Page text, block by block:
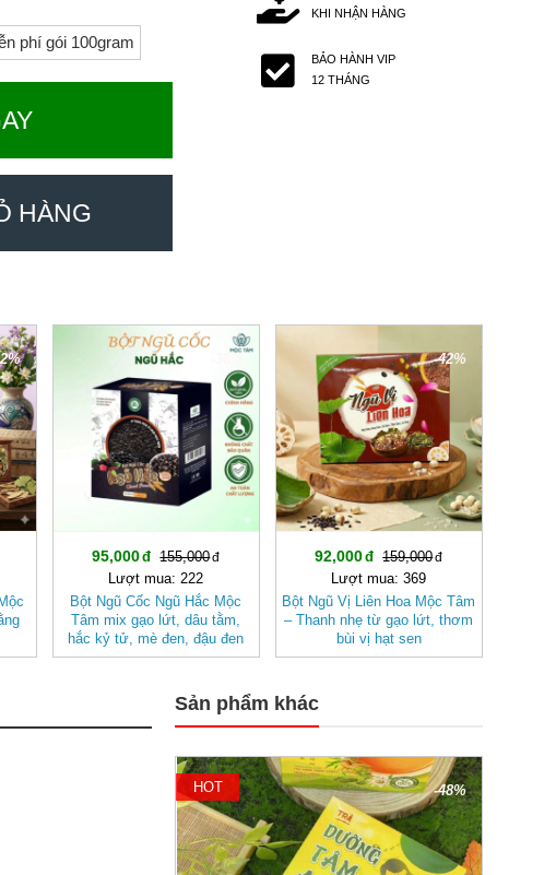
phí gói 100gram
HÀNG
KHI NHẬN HÀNG
BẢO HÀNH VIP
12 THÁNG
95,000
155,000
Lượt mua: 222
Bột Ngũ Cốc Ngũ Hắc Mộc
Tâm mix gạo lứt, dâu tằm,
hắc kỷ tử, mè đen, đậu đen
-42%
92,000
159,000
Lượt mua: 369
Bột Ngũ Vị Liên Hoa Mộc Tâm
– Thanh nhẹ từ gạo lứt, thơm
bùi vị hạt sen
Sản phẩm khác
-48%
HOT